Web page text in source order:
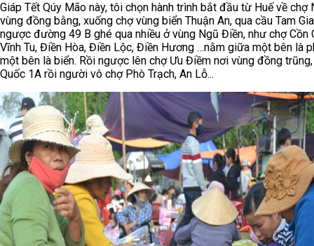
Giáp Tết Qúy Mão này, tôi chọn hành trình bắt đầu từ Huế về chợ
vùng đồng bằng, xuống chợ vùng biển Thuận An, qua cầu Tam
ngược đường 49 B ghé qua nhiều ở vùng Ngũ Điền, như chợ Cồn
Vĩnh Tu, Điền Hòa, Điền Lộc, Điền Hương …nằm giữa một bên là
một bên là biển. Rồi ngược lên chợ Ưu Điềm nơi vùng đồng
Quốc 1A rồi người vô chợ Phò Trạch, An Lỗ...